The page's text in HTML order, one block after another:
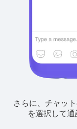
さらに、チャッ
を選択して通